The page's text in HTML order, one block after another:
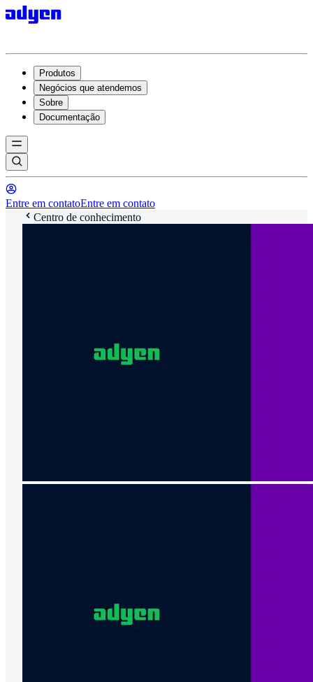
Produtos
Negócios que atendemos
Sobre
Documentação
Entre em contatoEntre em contato
Centro de conhecimento